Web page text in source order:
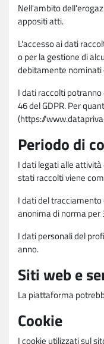
Nell'ambito
appositi atti.
L'accesso ai dati
o per la gestione di
debitamente nominati
I dati raccolti
46 del GDPR. Per
(https://
Periodo di
I dati legati alle
stati raccolti viene
I dati del
anonima di norma per
I dati personali del
anno.
Siti web e
La piattaforma
Cookie
I cookie utilizzati sul